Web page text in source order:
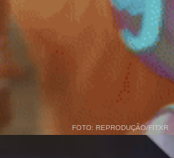
FOTO: REPRODUÇÃO/FITXR